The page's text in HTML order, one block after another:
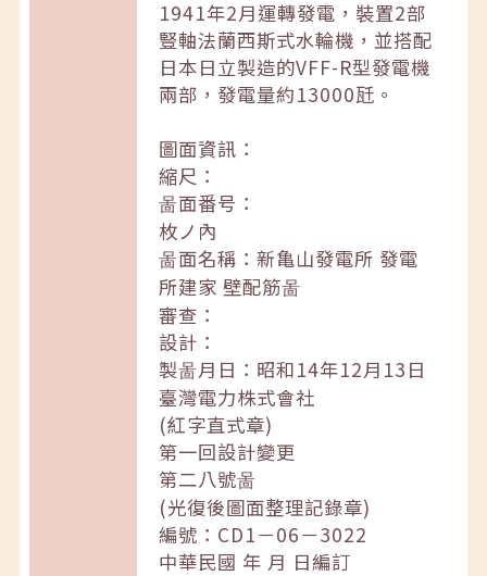
1941年2月運轉發電，裝置2部
豎軸法蘭西斯式水輪機，並搭配
日本日立製造的VFF-R型發電機
兩部，發電量約13000瓩。
圖面資訊：
縮尺：
啚面番号：
枚ノ內
啚面名稱：新亀山發電所 發電
所建家 壁配筋啚
審查：
設計：
製啚月日：昭和14年12月13日
臺灣電力株式會社
(紅字直式章)
第一回設計變更
第二八號啚
(光復後圖面整理記錄章)
編號：CD1－06－3022
中華民國 年 月 日編訂